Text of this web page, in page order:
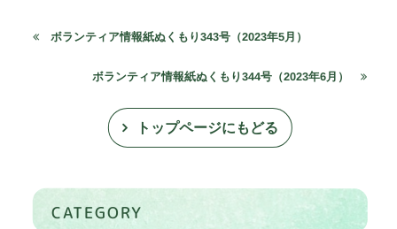
ボランティア情報紙ぬくもり343号（2023年5月）
ボランティア情報紙ぬくもり344号（2023年6月）
トップページにもどる
CATEGORY